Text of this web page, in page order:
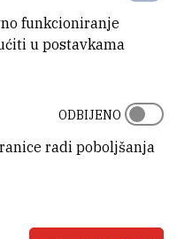
funkcioniranje
u postavkama
radi poboljšanja
ODBIJENO